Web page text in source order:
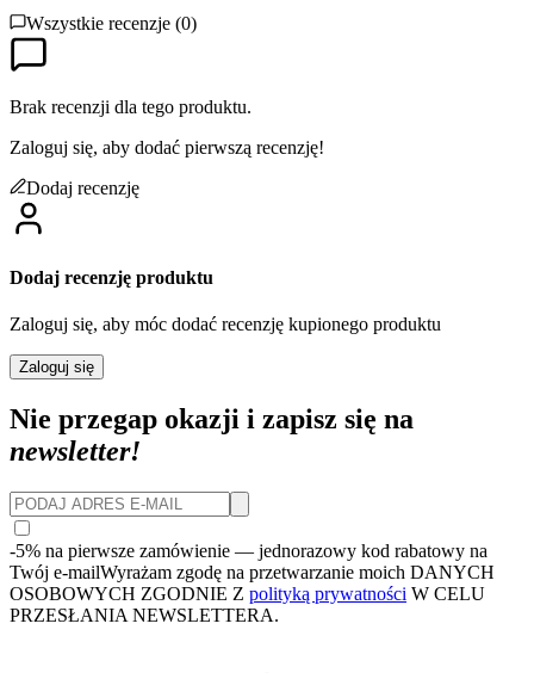
Wszystkie recenzje (0)
Brak recenzji dla tego produktu.
Zaloguj się, aby dodać pierwszą recenzję!
Dodaj recenzję
Dodaj recenzję produktu
Zaloguj się, aby móc dodać recenzję kupionego produktu
Zaloguj się
Nie przegap okazji i zapisz się na
newsletter!
-5% na pierwsze zamówienie — jednorazowy kod rabatowy na
Twój e-mailWyrażam zgodę na przetwarzanie moich DANYCH
OSOBOWYCH ZGODNIE Z polityką prywatności W CELU
PRZESŁANIA NEWSLETTERA.